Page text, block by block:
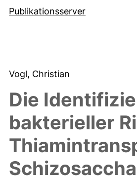
Publikationsserver
Vogl, Christian
Die
bakterieller